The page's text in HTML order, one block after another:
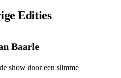
Edities
Baarle
show door een slimme